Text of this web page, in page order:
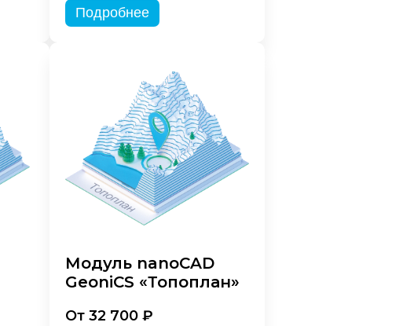
Подробнее
Модуль nanoCAD
GeoniCS «Топоплан»
От 32 700 ₽